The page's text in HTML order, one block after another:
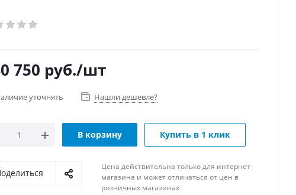
750 руб./шт
уточнять Нашли дешевле?
В корзину Купить в 1 клик
Цена действительна только для интернет-
магазина и может отличаться от цен в
розничных магазинах